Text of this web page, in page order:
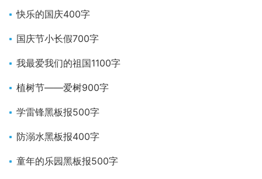
快乐的国庆400字
国庆节小长假700字
我最爱我们的祖国1100字
植树节——爱树900字
学雷锋黑板报500字
防溺水黑板报400字
童年的乐园黑板报500字